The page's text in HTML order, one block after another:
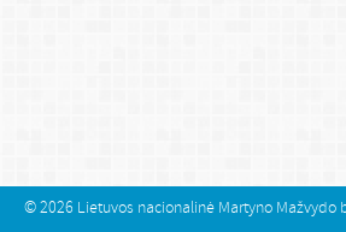
© 2026 Lietuvos nacionalinė Martyno Mažvydo